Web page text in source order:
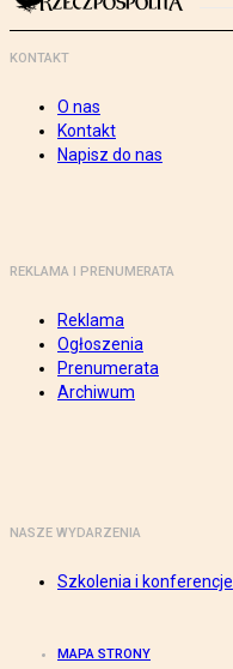
KONTAKT
O nas
Kontakt
Napisz do nas
REKLAMA I PRENUMERATA
Reklama
Ogłoszenia
Prenumerata
Archiwum
NASZE WYDARZENIA
Szkolenia i konferencje
MAPA STRONY